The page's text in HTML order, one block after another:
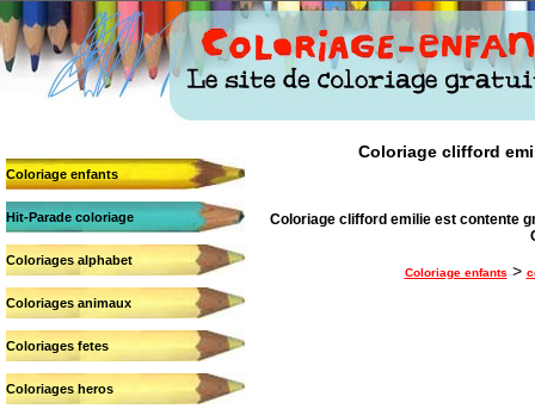
Coloriage enfants
Hit-Parade coloriage
Coloriages alphabet
Coloriages animaux
Coloriages fetes
Coloriages heros
Coloriage clifford
Coloriage clifford emilie est contente
Coloriage enfants >